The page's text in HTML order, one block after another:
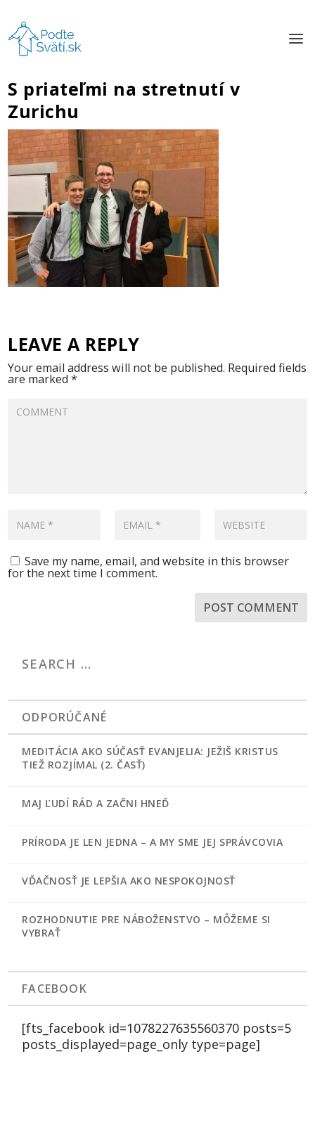
S priateľmi na stretnutí v
Zurichu
LEAVE A REPLY
Your email address will not be published. Required fields
are marked*
Save my name, email, and website in this browser
for the next time I comment.
ODPORÚČANÉ
MEDITÁCIA AKO SÚČASŤ EVANJELIA: JEŽIŠ KRISTUS
TIEŽ ROZJÍMAL (2. ČASŤ)
MAJ ĽUDÍ RÁD A ZAČNI HNEĎ
PRÍRODA JE LEN JEDNA – A MY SME JEJ SPRÁVCOVIA
VĎAČNOSŤ JE LEPŠIA AKO NESPOKOJNOSŤ
ROZHODNUTIE PRE NÁBOŽENSTVO – MÔŽEME SI
VYBRAŤ
FACEBOOK
[fts_facebook id=1078227635560370 posts=5
posts_displayed=page_only type=page]